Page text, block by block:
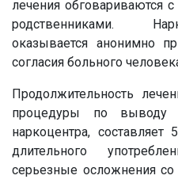
лечения обговариваются
родственниками.
оказывается анонимно
согласия больного
Продолжительность
процедуры по выводу
наркоцентра,
длительного
серьезные осложнения